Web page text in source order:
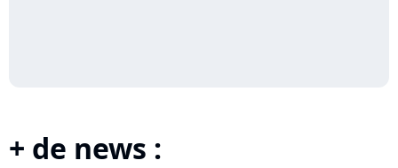
+ de news :